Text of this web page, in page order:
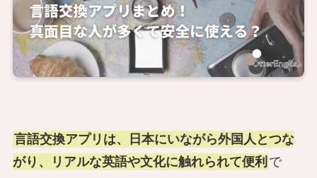
言語交換アプリは、日本にいながら外国人とつな
がり、リアルな英語や文化に触れられて便利 で